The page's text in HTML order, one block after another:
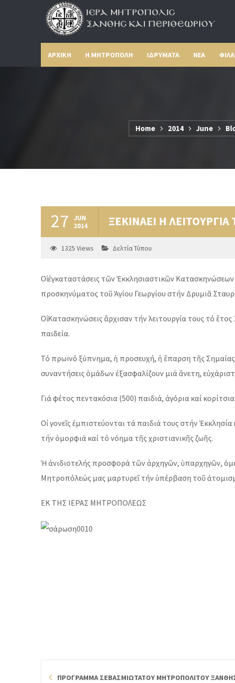
ΑΡΧΙΚΗ Η ΜΗΤΡΟΠΟΛΗ ΙΔΡΥΜΑΤΑ ΝΕΑ
Home 2014 June
27 JUN
2014 ΞΕΚΙΝΑΕΙ Η
1325 Views Δελτία Τύπου
Οἱ ἐγκαταστάσεις τῶν Ἐκκλησιαστικῶν
προσκηνύματος τοῦ Ἁγίου Γεωργίου στήν Δρυμιᾶ
Οἱ Κατασκηνώσεις ἄρχισαν τήν λειτουργία τους τό
παιδεία.
Τό πρωϊνό ξύπνημα, ἡ προσευχή, ἡ ἔπαρση τῆς Σημαίας,
συναντήσεις ὁμάδων ἐξασφαλίζουν μιά ἄνετη,
Γιά φέτος πεντακόσια (500) παιδιά, ἀγόρια καί
Οἰ γονεῖς ἐμπιστεύονται τά παιδιά τους στήν
τήν ὀμορφιά καί τό νόημα τῆς χριστιανικῆς ζωῆς.
Ἡ ἀνιδιοτελής προσφορά τῶν ἀρχηγῶν, ὑπαρχηγῶν,
Μητροπόλεώς μας μαρτυρεῖ τήν ὑπέρβαση τοῦ
ΕΚ ΤΗΣ ΙΕΡΑΣ ΜΗΤΡΟΠΟΛΕΩΣ
ΠΡΟΓΡΑΜΜΑ ΣΕΒΑΣΜΙΩΤΑΤΟΥ ΜΗΤΡΟΠΟΛΙΤΟΥ